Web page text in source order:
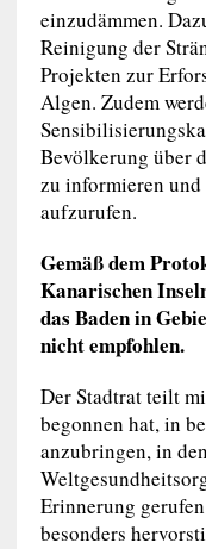
einzudämmen.
Reinigung der
Projekten zur
Algen. Zudem
Bevölkerung über
zu informieren und
aufzurufen.
Gemäß dem
Kanarischen
das Baden in
nicht empfohlen.
Der Stadtrat teilt
begonnen hat, in
anzubringen, in
Erinnerung
besonders